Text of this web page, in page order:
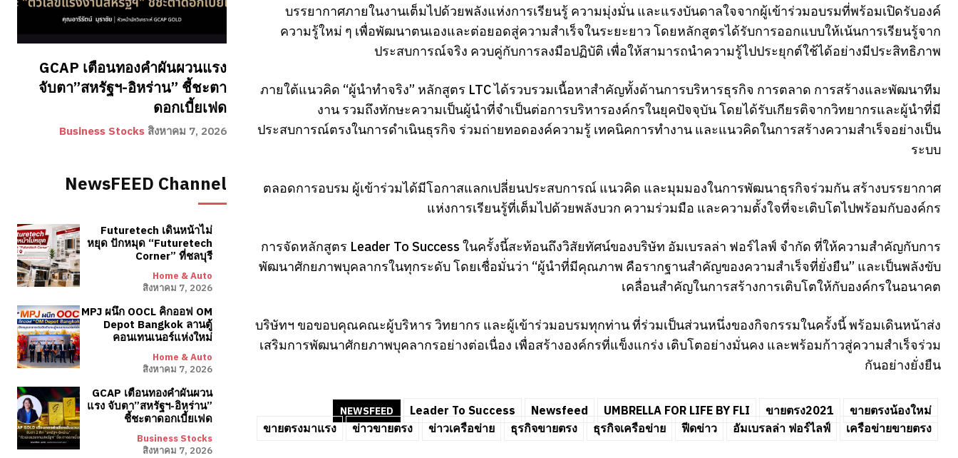
GCAP เตือนทองคำผันผวนแรง
จับตา”สหรัฐฯ-อิหร่าน” ชี้ชะตา
ดอกเบี้ยเฟด
Business Stocks สิงหาคม 7, 2026
NewsFEED Channel
Futuretech เดินหน้าไม่
หยุด ปักหมุด “Futuretech
Corner” ที่ชลบุรี
Home & Auto
สิงหาคม 7, 2026
MPJ ผนึก OOCL คิกออฟ OM
Depot Bangkok ลานตู้
คอนเทนเนอร์แห่งใหม่
Home & Auto
สิงหาคม 7, 2026
GCAP เตือนทองคำผันผวน
แรง จับตา”สหรัฐฯ-อิหร่าน”
ชี้ชะตาดอกเบี้ยเฟด
Business Stocks
สิงหาคม 7, 2026
บรรยากาศภายในงานเต็มไปด้วยพลังแห่งการเรียนรู้ ความมุ่งมั่น และแรงบันดาลใจจากผู้เข้าร่วมอบรมที่พร้อมเปิดรับองค์
ความรู้ใหม่ ๆ เพื่อพัฒนาตนเองและต่อยอดสู่ความสำเร็จในระยะยาว โดยหลักสูตรได้รับการออกแบบให้เน้นการเรียนรู้จาก
ประสบการณ์จริง ควบคู่กับการลงมือปฏิบัติ เพื่อให้สามารถนำความรู้ไปประยุกต์ใช้ได้อย่างมีประสิทธิภาพ
ภายใต้แนวคิด “ผู้นำทำจริง” หลักสูตร LTC ได้รวบรวมเนื้อหาสำคัญทั้งด้านการบริหารธุรกิจ การตลาด การสร้างและพัฒนาทีม
งาน รวมถึงทักษะความเป็นผู้นำที่จำเป็นต่อการบริหารองค์กรในยุคปัจจุบัน โดยได้รับเกียรติจากวิทยากรและผู้นำที่มี
ประสบการณ์ตรงในการดำเนินธุรกิจ ร่วมถ่ายทอดองค์ความรู้ เทคนิคการทำงาน และแนวคิดในการสร้างความสำเร็จอย่างเป็น
ระบบ
ตลอดการอบรม ผู้เข้าร่วมได้มีโอกาสแลกเปลี่ยนประสบการณ์ แนวคิด และมุมมองในการพัฒนาธุรกิจร่วมกัน สร้างบรรยากาศ
แห่งการเรียนรู้ที่เต็มไปด้วยพลังบวก ความร่วมมือ และความตั้งใจที่จะเติบโตไปพร้อมกับองค์กร
การจัดหลักสูตร Leader To Success ในครั้งนี้สะท้อนถึงวิสัยทัศน์ของบริษัท อัมเบรลล่า ฟอร์ไลฟ์ จำกัด ที่ให้ความสำคัญกับการ
พัฒนาศักยภาพบุคลากรในทุกระดับ โดยเชื่อมั่นว่า “ผู้นำที่มีคุณภาพ คือรากฐานสำคัญของความสำเร็จที่ยั่งยืน” และเป็นพลังขับ
เคลื่อนสำคัญในการสร้างการเติบโตให้กับองค์กรในอนาคต
บริษัทฯ ขอขอบคุณคณะผู้บริหาร วิทยากร และผู้เข้าร่วมอบรมทุกท่าน ที่ร่วมเป็นส่วนหนึ่งของกิจกรรมในครั้งนี้ พร้อมเดินหน้าส่ง
เสริมการพัฒนาศักยภาพบุคลากรอย่างต่อเนื่อง เพื่อสร้างองค์กรที่แข็งแกร่ง เติบโตอย่างมั่นคง และพร้อมก้าวสู่ความสำเร็จร่วม
กันอย่างยั่งยืน
NEWSFEED Leader To Success Newsfeed UMBRELLA FOR LIFE BY FLI ขายตรง2021
ขายตรงน้องใหม่
ขายตรงมาแรง
ข่าวขายตรง ข่าวเครือข่าย ธุรกิจขายตรง ธุรกิจเครือข่าย ฟีดข่าว อัมเบรลล่า ฟอร์ไลฟ์ เครือข่ายขายตรง